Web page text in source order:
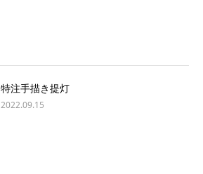
特注手描き提灯
2022.09.15